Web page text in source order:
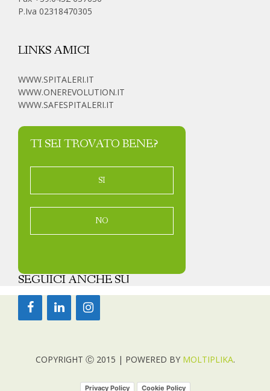
P.Iva 02318470305
LINKS AMICI
WWW.SPITALERI.IT
WWW.ONEREVOLUTION.IT
WWW.SAFESPITALERI.IT
TI SEI TROVATO BENE?
SI
NO
SEGUICI ANCHE SU
COPYRIGHT Ⓒ 2015 | POWERED BY MOLTIPLIKA.
Privacy Policy Cookie Policy